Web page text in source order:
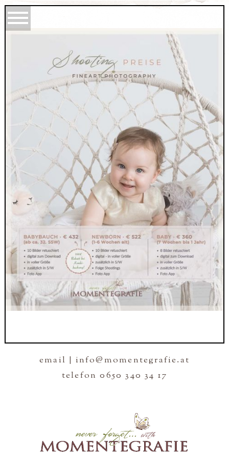
email | info@momentegrafie.at
telefon 0650 340 34 17